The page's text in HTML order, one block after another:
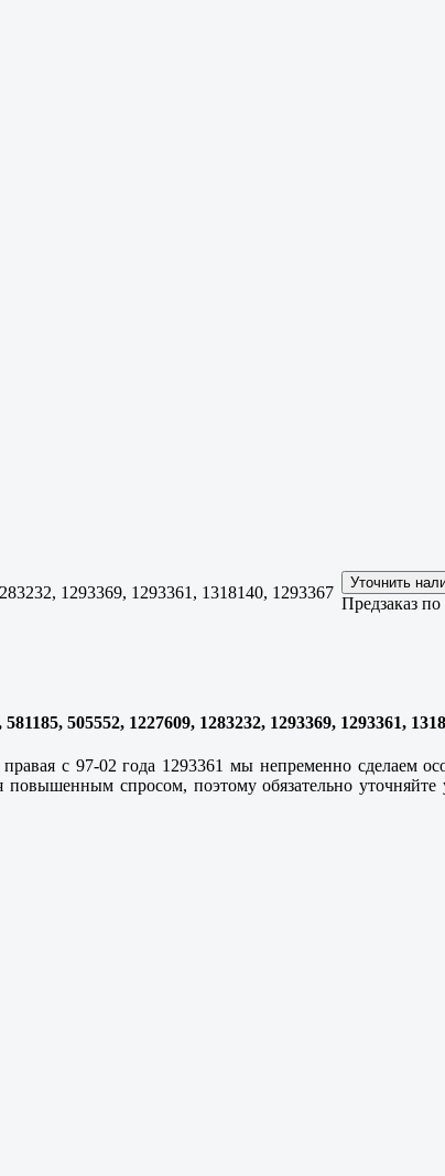
1293369, 1293361, 1318140, 1293367
Предзаказ
505552, 1227609, 1283232, 1293369, 1293361,
с 97-02 года 1293361 мы непременно сделаем
спросом, поэтому обязательно уточняйте